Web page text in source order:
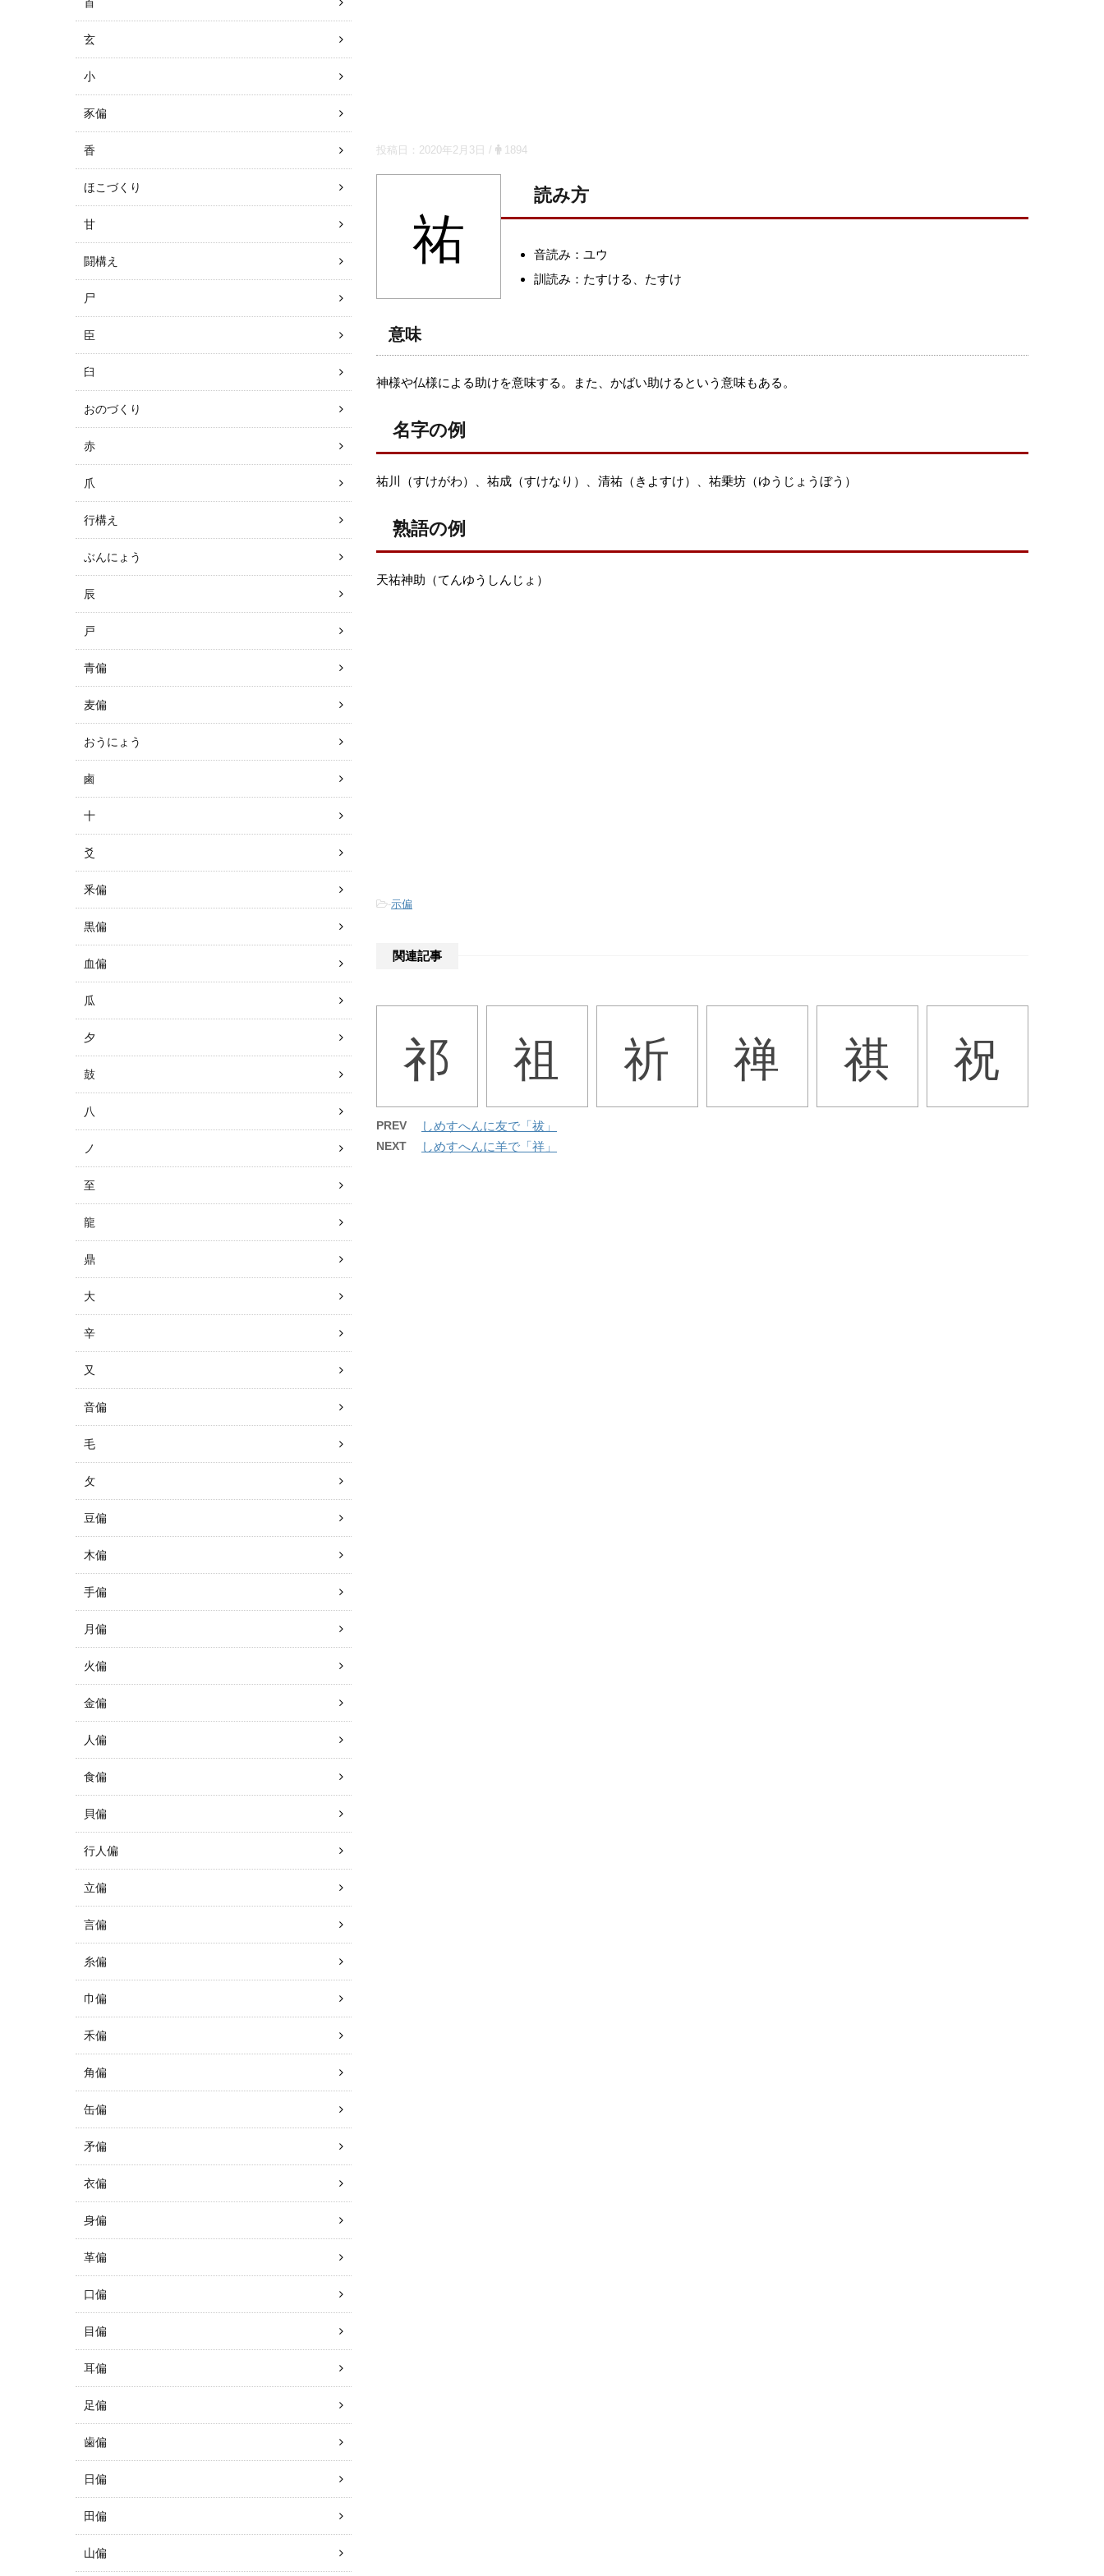
投稿日： 2020年2月3日 / 1894
祐
読み方
音読み：ユウ
訓読み：たすける、たすけ
意味
神様や仏様による助けを意味する。また、かばい助けるという意味もある。
名字の例
祐川（すけがわ）、祐成（すけなり）、清祐（きよすけ）、祐乗坊（ゆうじょうぼう）
熟語の例
天祐神助（てんゆうしんじょ）
-示偏
関連記事
祁 祖 祈 禅 祺 祝
PREV しめすへんに友で「祓」
NEXT しめすへんに羊で「祥」
玄
小
豕偏
香
ほこづくり
甘
闘構え
尸
臣
臼
おのづくり
赤
爪
行構え
ぶんにょう
辰
戸
青偏
麦偏
おうにょう
鹵
十
爻
釆偏
黒偏
血偏
瓜
夕
鼓
八
ノ
至
龍
鼎
大
辛
又
音偏
毛
攵
豆偏
木偏
手偏
月偏
火偏
金偏
人偏
食偏
貝偏
行人偏
立偏
言偏
糸偏
巾偏
禾偏
角偏
缶偏
矛偏
衣偏
身偏
革偏
口偏
目偏
耳偏
足偏
歯偏
日偏
田偏
山偏